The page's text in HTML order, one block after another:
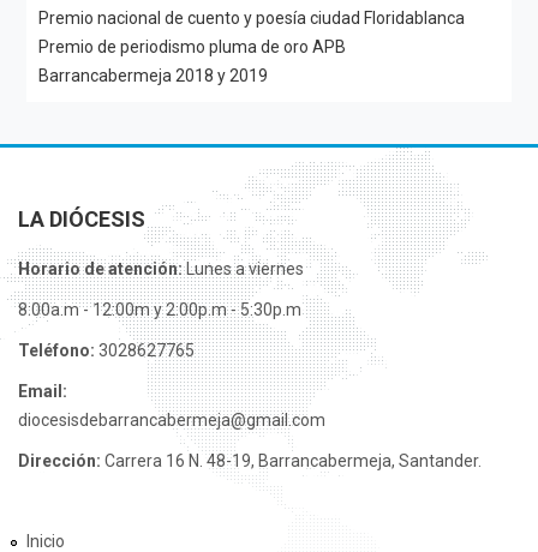
Premio nacional de cuento y poesía ciudad Floridablanca
Premio de periodismo pluma de oro APB
Barrancabermeja 2018 y 2019
LA DIÓCESIS
Horario de atención:Lunes a viernes
8:00a.m - 12:00m y 2:00p.m - 5:30p.m
Teléfono: 3028627765
Email:
diocesisdebarrancabermeja@gmail.com
Dirección: Carrera 16 N. 48-19, Barrancabermeja, Santander.
Inicio